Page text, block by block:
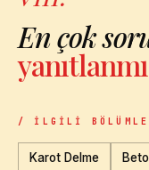
En çok
/ İLGILI
Karot Delme